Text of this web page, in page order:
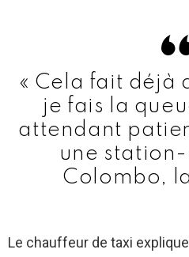
« Cela fait déjà
je fais la
attendant
une
Colombo,
Le chauffeur de taxi